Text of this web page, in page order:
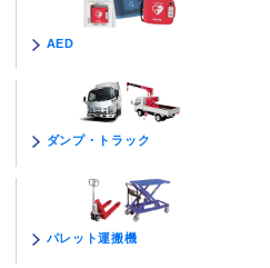
AED
ダンプ・トラック
パレット運搬機